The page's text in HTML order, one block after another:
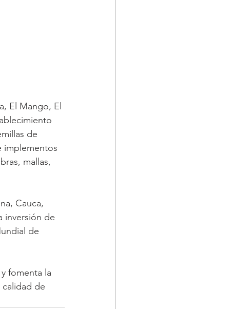
El Mango, El
de
implementos
mallas,
Cauca,
inversión de
de
fomenta la
de